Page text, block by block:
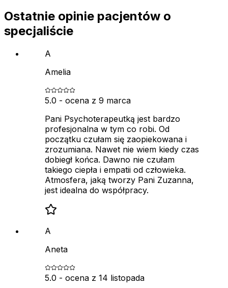
Ostatnie opinie pacjentów o
specjaliście
A
Amelia
5.0 - ocena z 9 marca
Pani Psychoterapeutką jest bardzo
profesjonalna w tym co robi. Od
początku czułam się zaopiekowana i
zrozumiana. Nawet nie wiem kiedy czas
dobiegł końca. Dawno nie czułam
takiego ciepła i empatii od człowieka.
Atmosfera, jaką tworzy Pani Zuzanna,
jest idealna do współpracy.
A
Aneta
5.0 - ocena z 14 listopada